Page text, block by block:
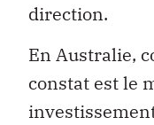
direction.
En Australie,
constat est le